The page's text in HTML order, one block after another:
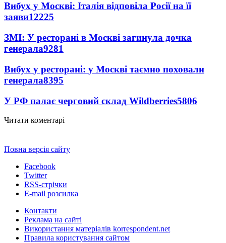
Вибух у Москві: Італія відповіла Росії на її
заяви12225
ЗМІ: У ресторані в Москві загинула дочка
генерала9281
Вибух у ресторані: у Москві таємно поховали
генерала8395
У РФ палає черговий склад Wildberries5806
Читати коментарі
Повна версія сайту
Facebook
Twitter
RSS-стрічки
E-mail розсилка
Контакти
Реклама на сайті
Використання матеріалів korrespondent.net
Правила користування сайтом